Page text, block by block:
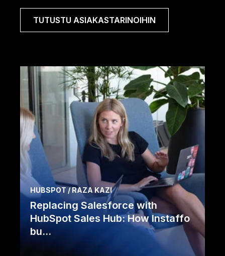
TUTUSTU ASIAKASTARINOIHIN
HUBSPOT / RAZA KAZI
Replacing Salesforce with
HubSpot Sales Hub: How Instaffo
bu...